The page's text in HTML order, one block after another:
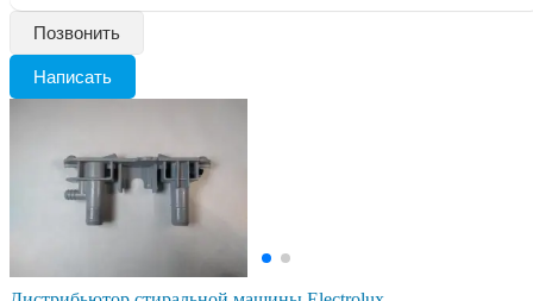
Позвонить
Написать